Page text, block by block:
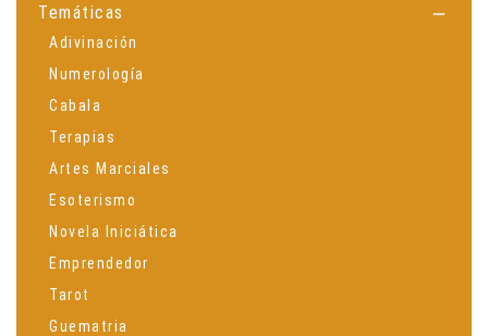
Temáticas 
Adivinación
Numerología
Cabala
Terapias
Artes Marciales
Esoterismo
Novela Iniciática
Emprendedor
Tarot
Guematria